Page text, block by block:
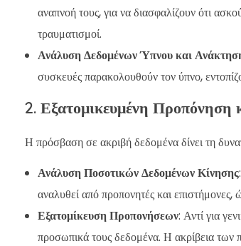
αναπνοή τους, για να διασφαλίζουν ότι
τραυματισμοί.
Ανάλυση Δεδομένων Ύπνου και
συσκευές παρακολουθούν τον ύπνο,
2. Εξατομικευμένη Προπόνηση
Η πρόσβαση σε ακριβή δεδομένα δίνει τη
Ανάλυση Ποσοτικών Δεδομένων Κίνησης
αναλυθεί από προπονητές και
Εξατομίκευση Προπονήσεων: Αντί για
προσωπικά τους δεδομένα. Η ακρίβεια των